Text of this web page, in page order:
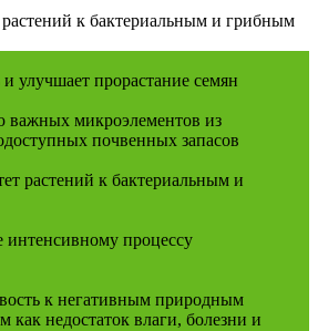
к бактериальным и грибным
и улучшает прорастание семян
важных микроэлементов из
почвенных запасов
растений к бактериальным и
интенсивному процессу
к негативным природным
как недостаток влаги, болезни и